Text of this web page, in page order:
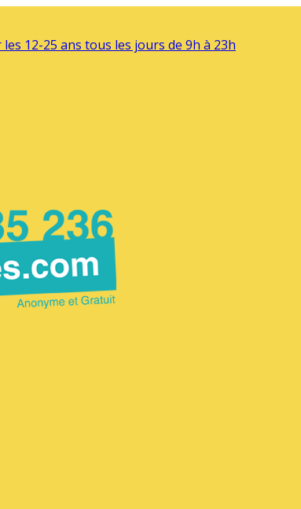
12-25 ans tous les jours de 9h à 23h